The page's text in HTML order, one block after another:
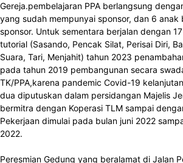
Gereja.pembelajaran PPA berlangsung
yang sudah mempunyai sponsor, dan 6 anak
sponsor. Untuk sementara berjalan dengan
tutorial (Sasando, Pencak Silat, Perisai Diri,
Suara, Tari, Menjahit) tahun 2023
pada tahun 2019 pembangunan secara
TK/PPA,karena pandemic Covid-19
dua diputuskan dalam persidangan Majelis
bermitra dengan Koperasi TLM sampai
Pekerjaan dimulai pada bulan juni 2022
2022.
Peresmian Gedung yang beralamat di Jalan